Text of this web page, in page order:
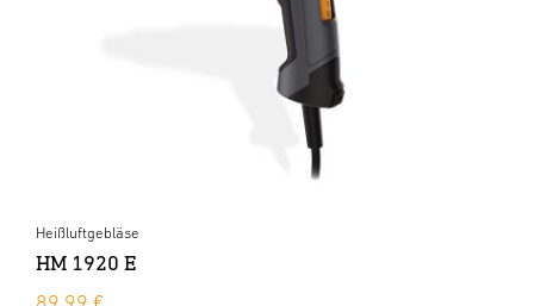
Heißluftgebläse
HM 1920 E